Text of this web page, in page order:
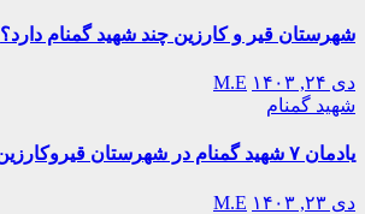
شهرستان قیر و کارزین چند شهید گمنام دارد؟
دی ۲۴, ۱۴۰۳
M.E
شهید گمنام
یادمان ۷ شهید گمنام در شهرستان قیروکارزین / در کمیل مدیا ببینید
دی ۲۳, ۱۴۰۳ M.E